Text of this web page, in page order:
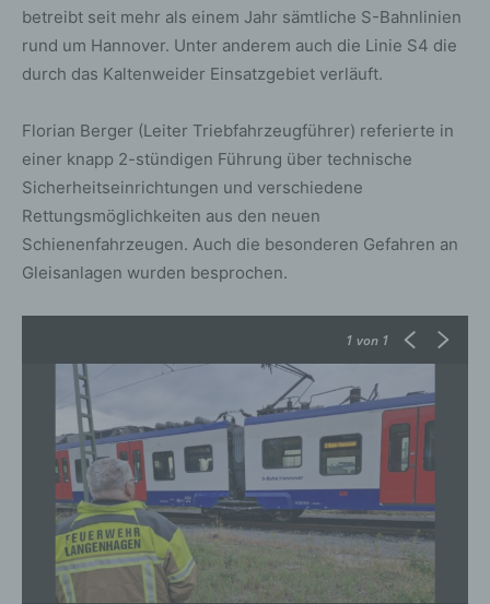
betreibt seit mehr als einem Jahr sämtliche S-Bahnlinien
rund um Hannover. Unter anderem auch die Linie S4 die
durch das Kaltenweider Einsatzgebiet verläuft.
Florian Berger (Leiter Triebfahrzeugführer) referierte in
einer knapp 2-stündigen Führung über technische
Sicherheitseinrichtungen und verschiedene
Rettungsmöglichkeiten aus den neuen
Schienenfahrzeugen. Auch die besonderen Gefahren an
Gleisanlagen wurden besprochen.
1 von 1